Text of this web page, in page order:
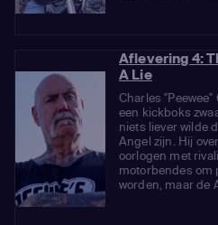
Aflevering 4:
A Lie
Charles
een kickboks
niets liever wilde
Angel zijn. Hij
oorlogen met
motorbendes om
worden, maar de